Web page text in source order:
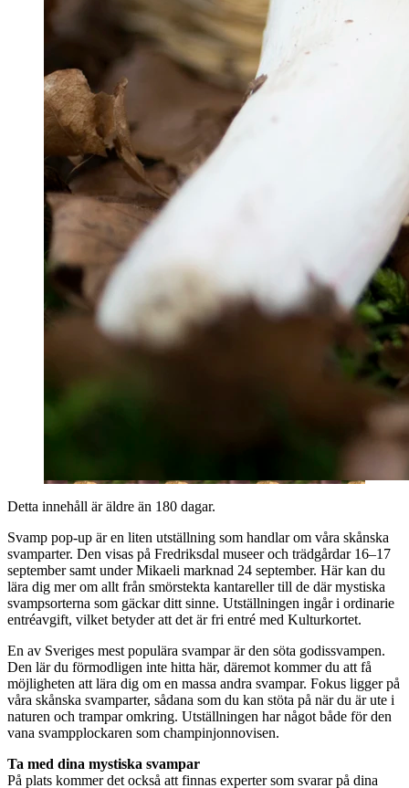
Detta innehåll är äldre än 180 dagar.
Svamp pop-up är en liten utställning som handlar om våra skånska
svamparter. Den visas på Fredriksdal museer och trädgårdar 16–17
september samt under Mikaeli marknad 24 september. Här kan du
lära dig mer om allt från smörstekta kantareller till de där mystiska
svampsorterna som gäckar ditt sinne. Utställningen ingår i ordinarie
entréavgift, vilket betyder att det är fri entré med Kulturkortet.
En av Sveriges mest populära svampar är den söta godissvampen.
Den lär du förmodligen inte hitta här, däremot kommer du att få
möjligheten att lära dig om en massa andra svampar. Fokus ligger på
våra skånska svamparter, sådana som du kan stöta på när du är ute i
naturen och trampar omkring. Utställningen har något både för den
vana svampplockaren som champinjonnovisen.
Ta med dina mystiska svampar
På plats kommer det också att finnas experter som svarar på dina